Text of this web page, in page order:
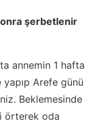
şerbetlenir
annemin 1 hafta
yapıp Arefe günü
Beklemesinde
örterek oda